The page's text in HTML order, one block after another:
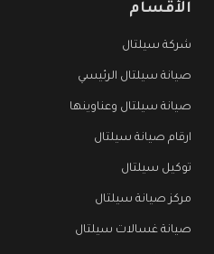
الأقسام
شركة سيلتال
صيانة سيلتال الرئيسي
صيانة سيلتال وعناوينها
ارقام صيانة سيلتال
توكيل سيلتال
مركز صيانة سيلتال
صيانة غسالات سيلتال